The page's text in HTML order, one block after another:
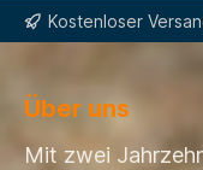
Kostenloser
Über uns
Mit zwei